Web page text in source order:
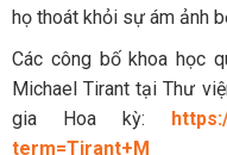
họ thoát khỏi sự ám ảnh
Các công bố khoa học
Michael Tirant tại Thư
gia Hoa kỳ:
term=Tirant+M